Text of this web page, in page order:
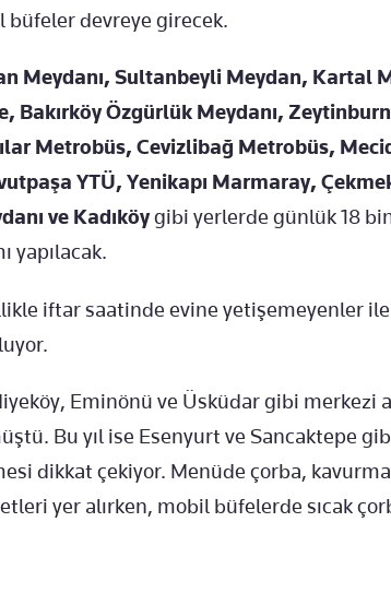
büfeler devreye girecek.
Meydanı, Sultanbeyli Meydan, Kartal
Bakırköy Özgürlük Meydanı,
Metrobüs, Cevizlibağ Metrobüs,
YTÜ, Yenikapı Marmaray,
ve Kadıköygibi yerlerde günlük 18
yapılacak.
iftar saatinde evine yetişemeyenler
Eminönü ve Üsküdar gibi merkezi
Bu yıl ise Esenyurt ve Sancaktepe
dikkat çekiyor. Menüde çorba,
yer alırken, mobil büfelerde sıcak